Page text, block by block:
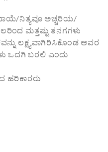
ನಿತ್ಯವೂ ಅಚ್ಚರಿಯ/
ಮತ್ತಷ್ಟು ತನಗಗಳು
ಲಕ್ಷ್ಯವಾಗಿರಿಸಿಕೊಂಡ ಅವರ
ಒದಗಿ ಬರಲಿ ಎಂದು
ಹರಿಕಾರರು